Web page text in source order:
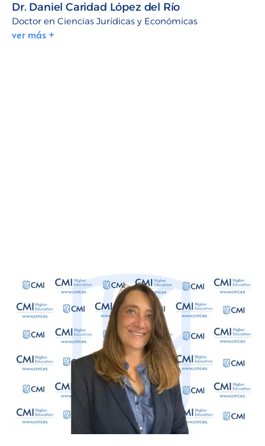
Dr. Daniel Caridad López del Río
Doctor en Ciencias Jurídicas y Económicas
ver más +